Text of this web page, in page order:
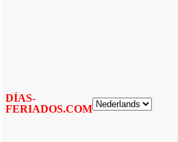
DÍAS-
FERIADOS.COM